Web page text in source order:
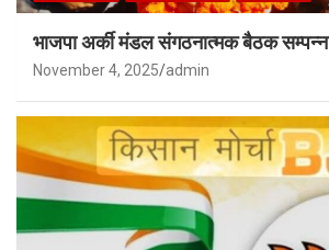
भाजपा अर्की मंडल संगठनात्मक बैठक सम्पन्न
November 4, 2025 admin